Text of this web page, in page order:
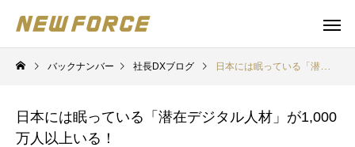
バックナンバー 社長DXブログ 日本には眠っている「潜在デジタル人材」が1,000万人以上いる！
日本には眠っている「潜在デジタル人材」が1,000
万人以上いる！